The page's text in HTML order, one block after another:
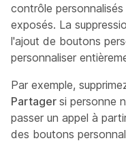
contrôle
exposés. La
l'ajout de boutons
personnaliser
Par exemple,
Partager si personne
passer un appel à
des boutons